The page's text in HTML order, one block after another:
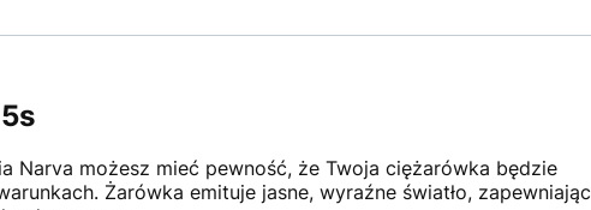
Narva możesz mieć pewność, że Twoja ciężarówka będzie
Żarówka emituje jasne, wyraźne światło, zapewniając